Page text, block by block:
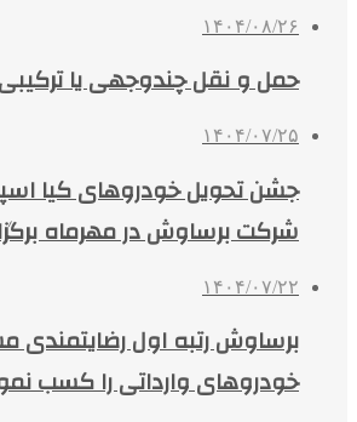
۱۴۰۴/۰۸/۲۶
حمل و نقل چندوجهی یا
۱۴۰۴/۰۷/۲۵
جشن تحویل خودروهای کیا
شرکت برساوش در مهرماه
۱۴۰۴/۰۷/۲۲
برساوش رتبه اول رضایتمندی
خودروهای وارداتی را کسب